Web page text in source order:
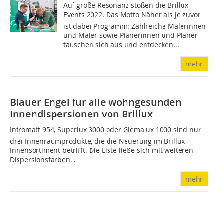
Auf große Resonanz stoßen die Brillux-
Events 2022. Das Motto Näher als je zuvor
ist dabei Programm: Zahlreiche Malerinnen
und Maler sowie Planerinnen und Planer
tauschen sich aus und entdecken...
mehr
Blauer Engel für alle wohngesunden
Innendispersionen von Brillux
Intromatt 954, Superlux 3000 oder Glemalux 1000 sind nur
drei Innenraumprodukte, die die Neuerung im Brillux
Innensortiment betrifft. Die Liste ließe sich mit weiteren
Dispersionsfarben...
mehr